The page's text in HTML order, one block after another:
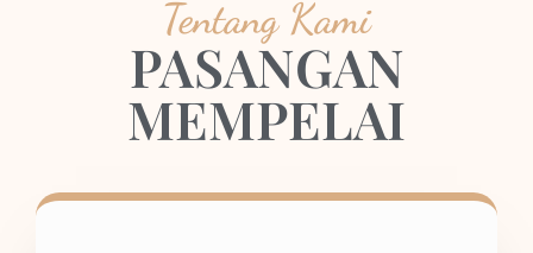
Tentang Kami
PASANGAN
MEMPELAI